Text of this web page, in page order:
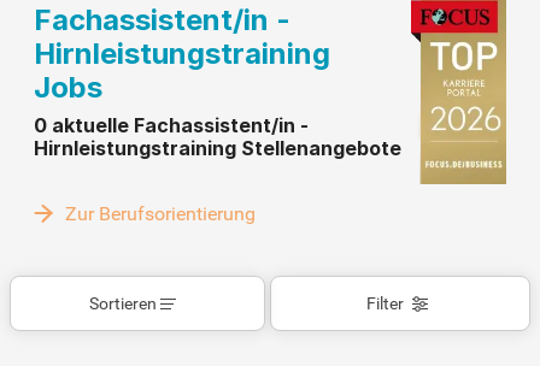
Fachassistent/in -
Hirnleistungstraining
Jobs
0 aktuelle Fachassistent/in -
Hirnleistungstraining Stellenangebote
Zur Berufsorientierung
Filter
Sortieren